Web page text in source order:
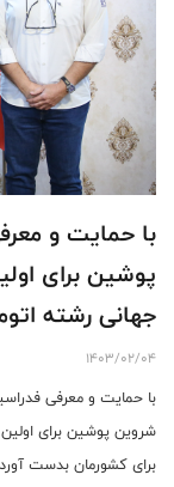
با حمایت و
پوشین برای
جهانی رشته
آوردند
1403/02/04
با حمایت و معرفی
شروین پوشین برای اولین
برای کشورمان بدست